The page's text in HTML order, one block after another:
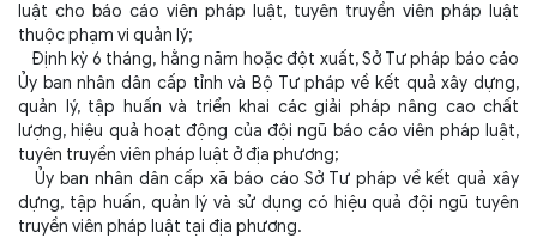
luật cho báo cáo viên pháp luật, tuyên truyền viên pháp luật
thuộc phạm vi quản lý;
Định kỳ 6 tháng, hằng năm hoặc đột xuất, Sở Tư pháp báo cáo
Ủy ban nhân dân cấp tỉnh và Bộ Tư pháp về kết quả xây dựng,
quản lý, tập huấn và triển khai các giải pháp nâng cao chất
lượng, hiệu quả hoạt động của đội ngũ báo cáo viên pháp luật,
tuyên truyền viên pháp luật ở địa phương;
Ủy ban nhân dân cấp xã báo cáo Sở Tư pháp về kết quả xây
dựng, tập huấn, quản lý và sử dụng có hiệu quả đội ngũ tuyên
truyền viên pháp luật tại địa phương.